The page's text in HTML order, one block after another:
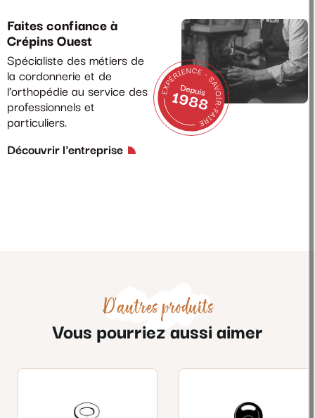
Faites confiance à
Crépins Ouest
Spécialiste des métiers de
la cordonnerie et de
l’orthopédie au service des
professionnels et
particuliers.
Découvrir l'entreprise
D'autres produits
Vous pourriez aussi aimer